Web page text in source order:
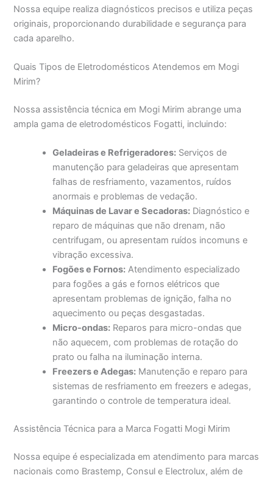
Nossa equipe realiza diagnósticos precisos e utiliza peças
originais, proporcionando durabilidade e segurança para
cada aparelho.
Quais Tipos de Eletrodomésticos Atendemos em Mogi
Mirim?
Nossa assistência técnica em Mogi Mirim abrange uma
ampla gama de eletrodomésticos Fogatti, incluindo:
Geladeiras e Refrigeradores: Serviços de
manutenção para geladeiras que apresentam
falhas de resfriamento, vazamentos, ruídos
anormais e problemas de vedação.
Máquinas de Lavar e Secadoras: Diagnóstico e
reparo de máquinas que não drenam, não
centrifugam, ou apresentam ruídos incomuns e
vibração excessiva.
Fogões e Fornos: Atendimento especializado
para fogões a gás e fornos elétricos que
apresentam problemas de ignição, falha no
aquecimento ou peças desgastadas.
Micro-ondas: Reparos para micro-ondas que
não aquecem, com problemas de rotação do
prato ou falha na iluminação interna.
Freezers e Adegas: Manutenção e reparo para
sistemas de resfriamento em freezers e adegas,
garantindo o controle de temperatura ideal.
Assistência Técnica para a Marca Fogatti Mogi Mirim
Nossa equipe é especializada em atendimento para marcas
nacionais como Brastemp, Consul e Electrolux, além de